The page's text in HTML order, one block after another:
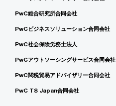
PwC総合研究所合同会社
PwCビジネスソリューション合同会社
PwC社会保険労務士法人
PwCアウトソーシングサービス合同会社
PwC関税貿易アドバイザリー合同会社
PwC TS Japan合同会社